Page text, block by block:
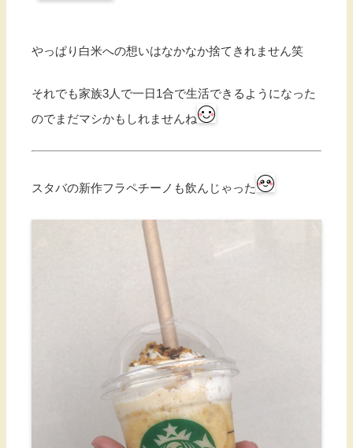
やっぱり白米への想いはなかなか捨てきれません笑
それでも家族3人で一日1合で生活できるようになった
のでまだマシかもしれませんね
スタバの新作フラペチーノも飲んじゃった